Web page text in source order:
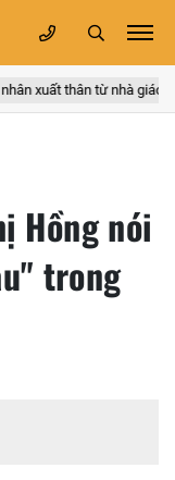
xuất thân từ nhà giáo
Hồng nói
trong